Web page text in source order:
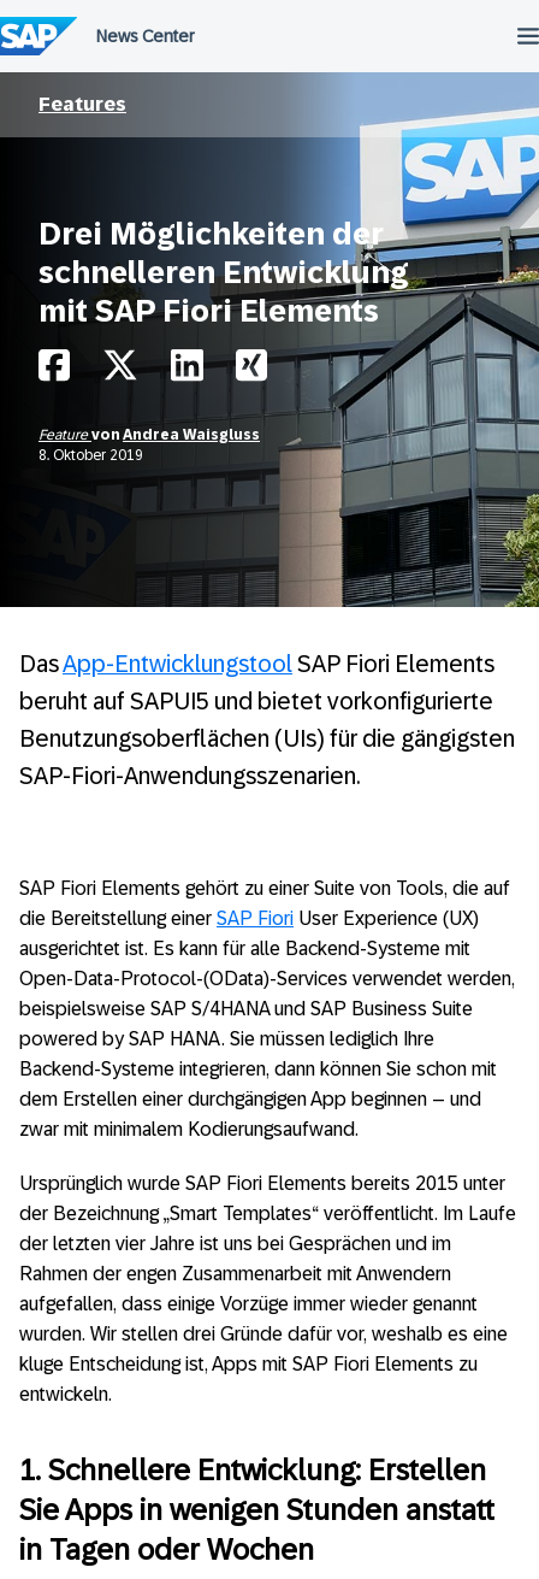
Features
Drei Möglichkeiten der
schnelleren Entwicklung
mit SAP Fiori Elements
Featurevon Andrea Waisgluss
8. Oktober 2019
DasApp-EntwicklungstoolSAP Fiori Elements
beruht auf SAPUI5 und bietet vorkonfigurierte
Benutzungsoberflächen (UIs) für die gängigsten
SAP-Fiori-Anwendungsszenarien.
SAP Fiori Elements gehört zu einer Suite von Tools, die auf
die Bereitstellung einer SAP Fiori User Experience (UX)
ausgerichtet ist. Es kann für alle Backend-Systeme mit
Open-Data-Protocol-(OData)-Services verwendet werden,
beispielsweise SAP S/4HANA und SAP Business Suite
powered by SAP HANA. Sie müssen lediglich Ihre
Backend-Systeme integrieren, dann können Sie schon mit
dem Erstellen einer durchgängigen App beginnen – und
zwar mit minimalem Kodierungsaufwand.
Ursprünglich wurde SAP Fiori Elements bereits 2015 unter
der Bezeichnung „Smart Templates“ veröffentlicht. Im Laufe
der letzten vier Jahre ist uns bei Gesprächen und im
Rahmen der engen Zusammenarbeit mit Anwendern
aufgefallen, dass einige Vorzüge immer wieder genannt
wurden. Wir stellen drei Gründe dafür vor, weshalb es eine
kluge Entscheidung ist, Apps mit SAP Fiori Elements zu
entwickeln.
1. Schnellere Entwicklung: Erstellen
Sie Apps in wenigen Stunden anstatt
in Tagen oder Wochen